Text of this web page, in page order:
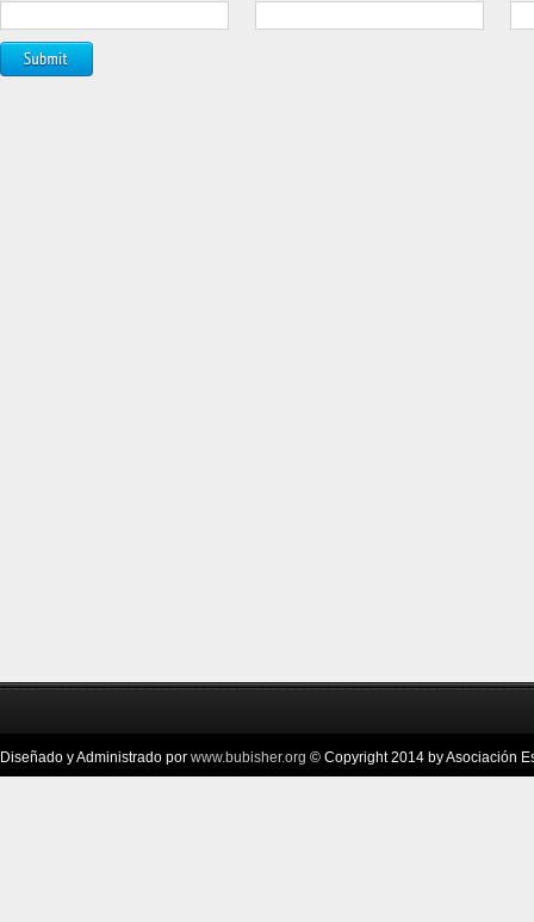
Diseñado y Administrado por www.bubisher.org © Copyright 2014 by Asociación